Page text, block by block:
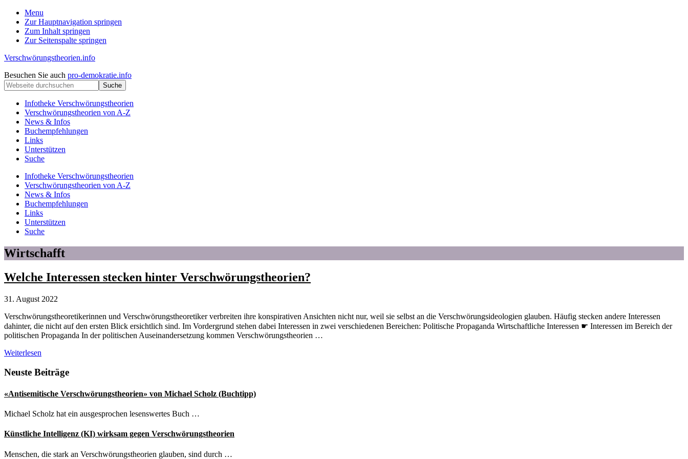
Menu
Zur Hauptnavigation springen
Zum Inhalt springen
Zur Seitenspalte springen
Verschwörungstheorien.info
Beiträge
zu
Merkmalen,
Funktionen
Risiken
konspirationistischen
Denkens
Kopfzeile
rechts
Besuchen Sie auch pro-demokratie.info
Webseite
durchsuchen
Infotheke Verschwörungstheorien
Verschwörungstheorien von A-Z
News & Infos
Buchempfehlungen
Links
Unterstützen
Suche
Infotheke Verschwörungstheorien
Verschwörungstheorien von A-Z
News & Infos
Buchempfehlungen
Links
Unterstützen
Suche
Wirtschafft
Welche Interessen stecken hinter Verschwörungstheorien?
31. August 2022
Verschwörungstheoretikerinnen und Verschwörungstheoretiker verbreiten ihre konspirativen Ansichten nicht nur, weil sie selbst an die Verschwörungsideologien glauben. Häufig stecken andere Interessen
dahinter, die nicht auf den ersten Blick ersichtlich sind. Im Vordergrund stehen dabei Interessen in zwei verschiedenen Bereichen: Politische Propaganda Wirtschaftliche Interessen ☛ Interessen im Bereich der
politischen Propaganda In der politischen Auseinandersetzung kommen Verschwörungstheorien …
Welche
stecken
Verschwörungstheorien?
Weiterlesen
Seitenspalte
Neuste Beiträge
«Antisemitische Verschwörungstheorien» von Michael Scholz (Buchtipp)
Michael Scholz hat ein ausgesprochen lesenswertes Buch …
Künstliche Intelligenz (KI) wirksam gegen Verschwörungstheorien
Menschen, die stark an Verschwörungstheorien glauben, sind durch …